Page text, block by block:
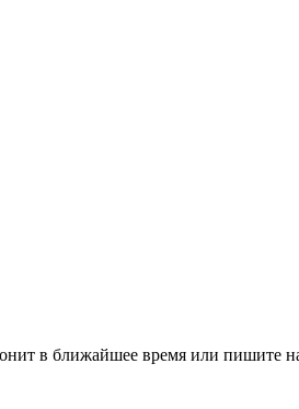
в ближайшее время или пишите